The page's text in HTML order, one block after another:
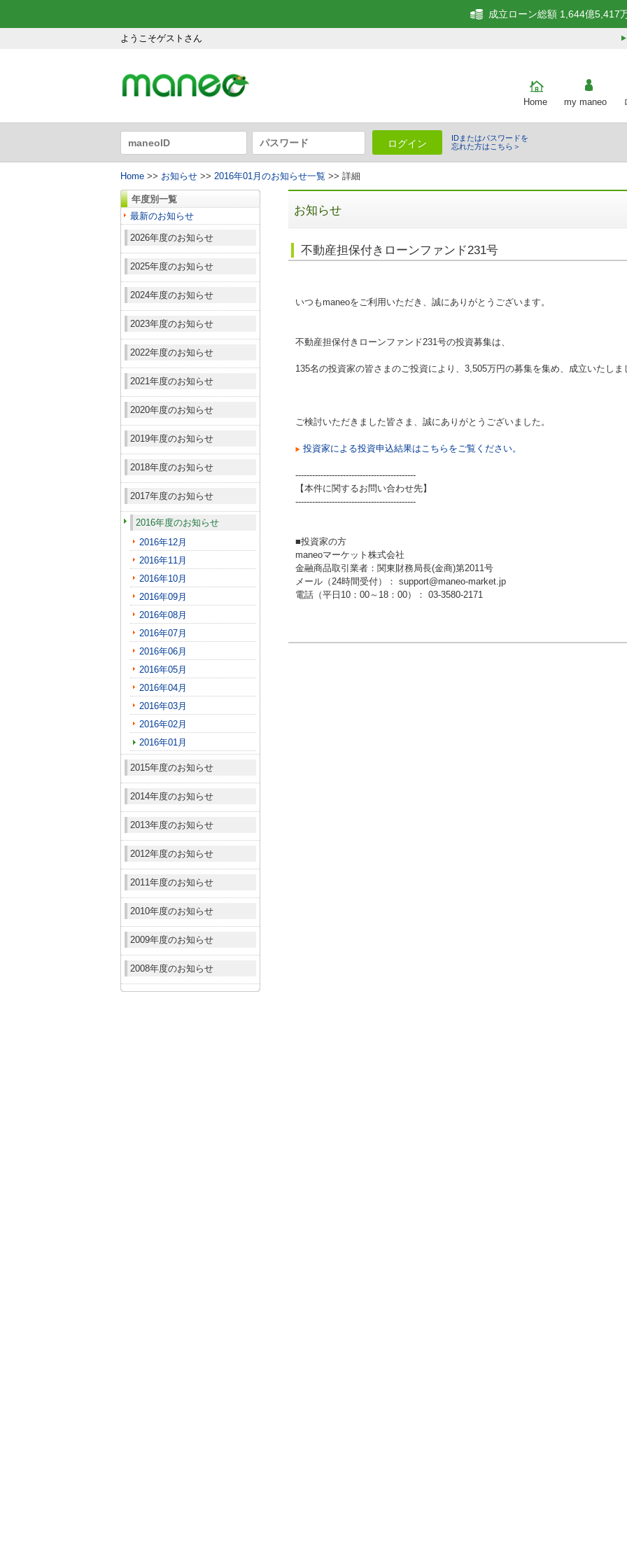
ようこそゲストさん
成立ローン総額 1,644億5,417
Home my maneo
ログイン
IDまたはパスワードを
忘れた方はこちら＞
Home >> お知らせ >> 2016年01月のお知らせ一覧 >> 詳細
年度別一覧
最新のお知らせ
2026年度のお知らせ
2025年度のお知らせ
2024年度のお知らせ
2023年度のお知らせ
2022年度のお知らせ
2021年度のお知らせ
2020年度のお知らせ
2019年度のお知らせ
2018年度のお知らせ
2017年度のお知らせ
2016年度のお知らせ
2016年12月
2016年11月
2016年10月
2016年09月
2016年08月
2016年07月
2016年06月
2016年05月
2016年04月
2016年03月
2016年02月
2016年01月
2015年度のお知らせ
2014年度のお知らせ
2013年度のお知らせ
2012年度のお知らせ
2011年度のお知らせ
2010年度のお知らせ
2009年度のお知らせ
2008年度のお知らせ
お知らせ
不動産担保付きローンファンド231号
いつもmaneoをご利用いただき、誠にありがとうございます。
不動産担保付きローンファンド231号の投資募集は、
135名の投資家の皆さまのご投資により、3,505万円の募集を集め、成立いたしま
ご検討いただきました皆さま、誠にありがとうございました。
投資家による投資申込結果はこちらをご覧ください。
-------------------------------------------
【本件に関するお問い合わせ先】
-------------------------------------------
■投資家の方
maneoマーケット株式会社
金融商品取引業者：関東財務局長(金商)第2011号
メール（24時間受付）： support@maneo-market.jp
電話（平日10：00～18：00）： 03-3580-2171